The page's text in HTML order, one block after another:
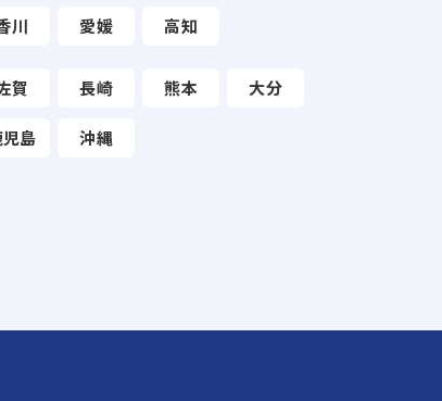
川 愛媛 高知
賀 長崎 熊本 大分
児島 沖縄